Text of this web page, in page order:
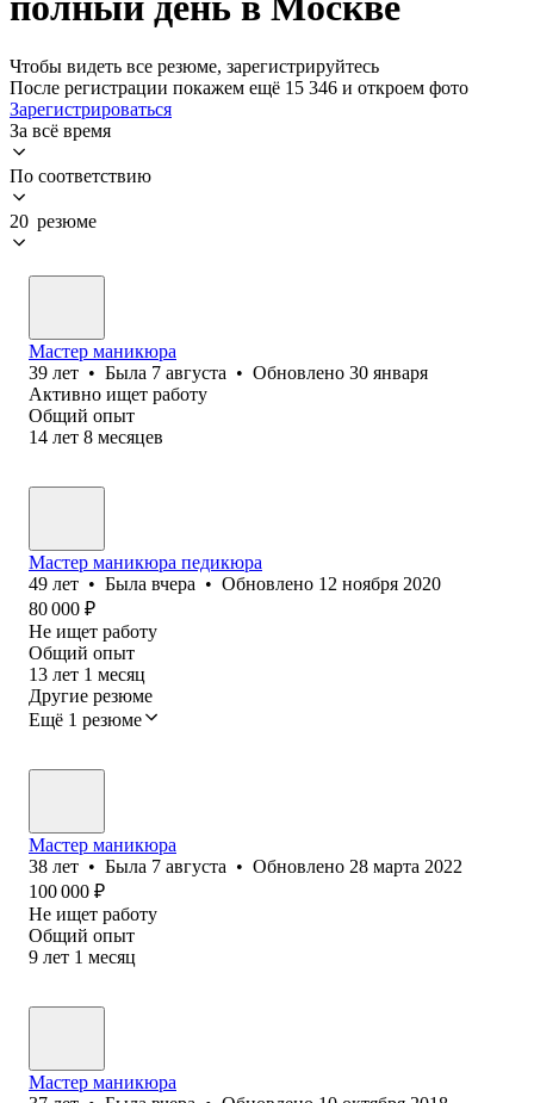
Чтобы видеть все резюме, зарегистрируйтесь
После регистрации покажем ещё 15 346 и откроем фото
Зарегистрироваться
За всё время
По соответствию
20 резюме
Мастер маникюра
39 лет • Была 7 августа • Обновлено 30 января
Активно ищет работу
Общий опыт
14 лет 8 месяцев
Мастер маникюра педикюра
49 лет • Была вчера • Обновлено 12 ноября 2020
80 000 ₽
Не ищет работу
Общий опыт
13 лет 1 месяц
Другие резюме
Ещё 1 резюме
Мастер маникюра
38 лет • Была 7 августа • Обновлено 28 марта 2022
100 000 ₽
Не ищет работу
Общий опыт
9 лет 1 месяц
Мастер маникюра